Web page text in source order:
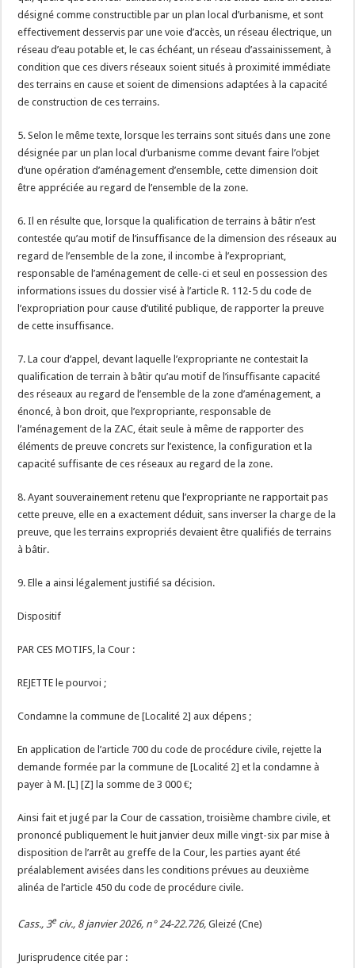
désigné comme constructible par un plan local d’urbanisme, et sont
effectivement desservis par une voie d’accès, un réseau électrique, un
réseau d’eau potable et, le cas échéant, un réseau d’assainissement, à
condition que ces divers réseaux soient situés à proximité immédiate
des terrains en cause et soient de dimensions adaptées à la capacité
de construction de ces terrains.
5. Selon le même texte, lorsque les terrains sont situés dans une zone
désignée par un plan local d’urbanisme comme devant faire l’objet
d’une opération d’aménagement d’ensemble, cette dimension doit
être appréciée au regard de l’ensemble de la zone.
6. Il en résulte que, lorsque la qualification de terrains à bâtir n’est
contestée qu’au motif de l’insuffisance de la dimension des réseaux au
regard de l’ensemble de la zone, il incombe à l’expropriant,
responsable de l’aménagement de celle-ci et seul en possession des
informations issues du dossier visé à l’article R. 112-5 du code de
l’expropriation pour cause d’utilité publique, de rapporter la preuve
de cette insuffisance.
7. La cour d’appel, devant laquelle l’expropriante ne contestait la
qualification de terrain à bâtir qu’au motif de l’insuffisante capacité
des réseaux au regard de l’ensemble de la zone d’aménagement, a
énoncé, à bon droit, que l’expropriante, responsable de
l’aménagement de la ZAC, était seule à même de rapporter des
éléments de preuve concrets sur l’existence, la configuration et la
capacité suffisante de ces réseaux au regard de la zone.
8. Ayant souverainement retenu que l’expropriante ne rapportait pas
cette preuve, elle en a exactement déduit, sans inverser la charge de la
preuve, que les terrains expropriés devaient être qualifiés de terrains
à bâtir.
9. Elle a ainsi légalement justifié sa décision.
Dispositif
PAR CES MOTIFS, la Cour :
REJETTE le pourvoi ;
Condamne la commune de [Localité 2] aux dépens ;
En application de l’article 700 du code de procédure civile, rejette la
demande formée par la commune de [Localité 2] et la condamne à
payer à M. [L] [Z] la somme de 3 000 €;
Ainsi fait et jugé par la Cour de cassation, troisième chambre civile, et
prononcé publiquement le huit janvier deux mille vingt-six par mise à
disposition de l’arrêt au greffe de la Cour, les parties ayant été
préalablement avisées dans les conditions prévues au deuxième
alinéa de l’article 450 du code de procédure civile.
Cass., 3eciv., 8 janvier 2026, n° 24-22.726, Gleizé (Cne)
Jurisprudence citée par :